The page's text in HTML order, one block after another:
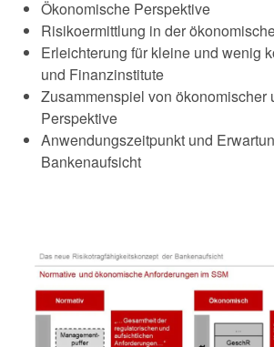
Ökonomische Perspektive
Risikoermittlung in der
Erleichterung für kleine und wenig
und Finanzinstitute
Zusammenspiel von ökonomischer
Perspektive
Anwendungszeitpunkt und
Bankenaufsicht